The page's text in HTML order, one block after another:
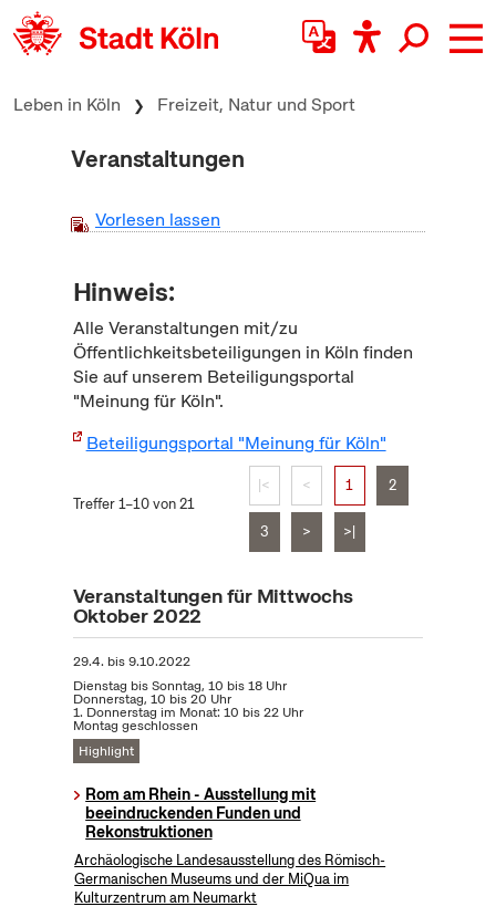
zum Inhalt springen
Leben in Köln Freizeit, Natur und Sport
Veranstaltungen
Vorlesen lassen
Hinweis:
Alle Veranstaltungen mit/zu
Öffentlichkeitsbeteiligungen in Köln finden
Sie auf unserem Beteiligungsportal
"Meinung für Köln".
Beteiligungsportal "Meinung für Köln"
Treffer 1–10 von 21
|< < 1 2
3 > >|
Veranstaltungen für Mittwochs
Oktober 2022
29.4. bis9.10.2022
Dienstag bis Sonntag, 10 bis 18 Uhr
Donnerstag, 10 bis 20 Uhr
1. Donnerstag im Monat: 10 bis 22 Uhr
Montag geschlossen
Highlight
Rom am Rhein - Ausstellung mit
beeindruckenden Funden und
Rekonstruktionen
Archäologische Landesausstellung des Römisch-
Germanischen Museums und der MiQua im
Kulturzentrum am Neumarkt